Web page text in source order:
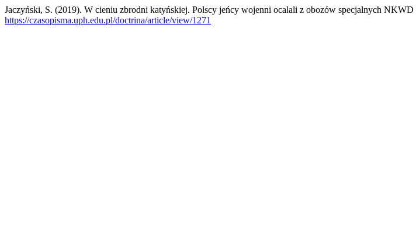
Jaczyński, S. (2019). W cieniu zbrodni katyńskiej. Polscy jeńcy wojenni ocalali z obozów specjalnych
https://czasopisma.uph.edu.pl/doctrina/article/view/1271